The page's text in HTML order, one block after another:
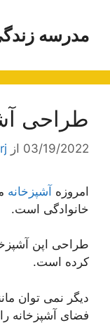
محتوامدرسه
طراحی
03/19/2022 از
امروزه آشپزخانه
خانوادگی است.
طراحی اپن
کرده است.
دیگر نمی توان
فضای آشپزخانه